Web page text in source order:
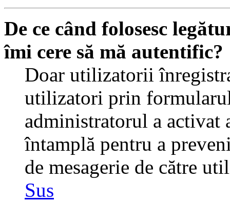
De ce când folosesc
îmi cere să mă autentific?
Doar utilizatorii
utilizatori prin
administratorul a activat
întamplă pentru a
de mesagerie de către
Sus